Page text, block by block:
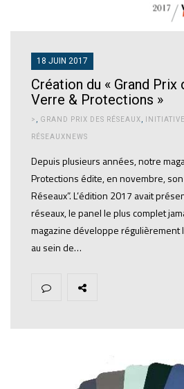
18 JUIN 2017
Création du « Grand Prix
Verre & Protections »
> , GRAND PRIX DES RÉSEAUX,
RÉSEAUXNEWS
Depuis plusieurs années, notre
Protections édite, en novembre, son
Réseaux”. L’édition 2017 avait
réseaux, le panel le plus complet
magazine développe régulièrement
au sein de…